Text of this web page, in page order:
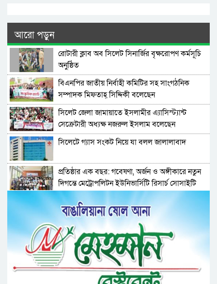
আরো পড়ুন
রোটারী ক্লাব অব সিলেট সিনার্জির বৃক্ষরোপণ কর্মসূচি
অনুষ্ঠিত
বিএনপির জাতীয় নির্বাহী কমিটির সহ সাংগঠনিক
সম্পাদক মিফতাহ্ সিদ্দিকী বলেছেন
সিলেট জেলা জামায়াতে ইসলামীর এ্যাসিস্ট্যান্ট
সেক্রেটারী অধ্যক্ষ নজরুল ইসলাম বলেছেন
সিলেটে গ্যাস সংকট নিয়ে যা বলল জালালাবাদ
প্রতিষ্ঠার এক বছর: গবেষণা, অর্জন ও অঙ্গীকারে নতুন
দিগন্তে মেট্রোপলিটন ইউনিভার্সিটি রিসার্চ সোসাইটি
জেলা পরিষদের প্রশাসক আবুল কাহের চৌধুরী জুলাই
স্মৃতিস্তম্ভে শ্রদ্ধা নিবেদন
সিলেট মহানগর ছাত্রশিবিরের মিছিল সম্পন্ন
ধরিত্রী রক্ষায় আমরা’র উদ্যোগে সিলেটে বৃক্ষ রোপনের
কর্মসূচি পালন